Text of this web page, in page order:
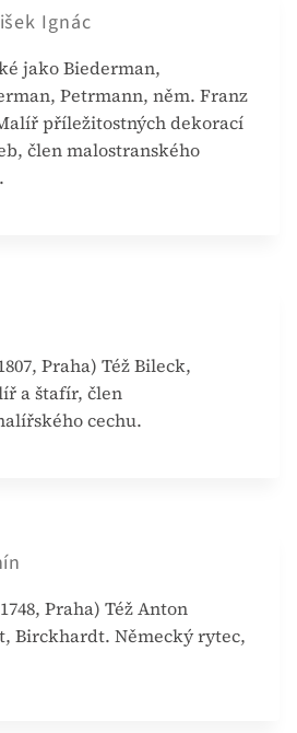
Ignác
jako Biederman,
Petrmann, něm. Franz
příležitostných dekorací
člen malostranského
Praha) Též Bileck,
a štafír, člen
cechu.
Praha) Též Anton
Birckhardt. Německý rytec,